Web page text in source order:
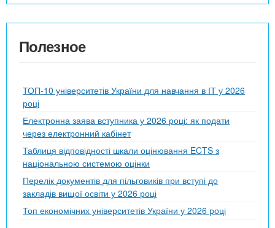
Полезное
ТОП-10 університетів України для навчання в ІТ у 2026
році
Електронна заява вступника у 2026 році: як подати
через електронний кабінет
Таблиця відповідності шкали оцінювання ECTS з
національною системою оцінки
Перелік документів для пільговиків при вступі до
закладів вищої освіти у 2026 році
Топ економічних університетів України у 2026 році